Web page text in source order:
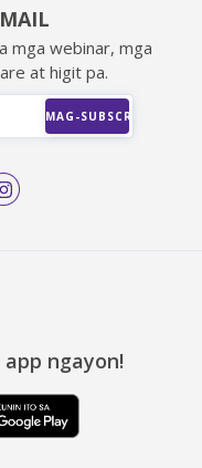
mga webinar, mga
at higit pa.
ngayon!